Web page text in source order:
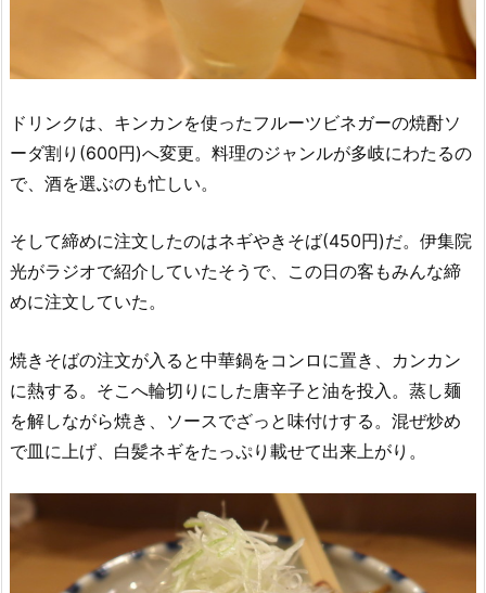
ドリンクは、キンカンを使ったフルーツビネガーの焼酎ソ
ーダ割り(600円)へ変更。料理のジャンルが多岐にわたるの
で、酒を選ぶのも忙しい。
そして締めに注文したのはネギやきそば(450円)だ。伊集院
光がラジオで紹介していたそうで、この日の客もみんな締
めに注文していた。
焼きそばの注文が入ると中華鍋をコンロに置き、カンカン
に熱する。そこへ輪切りにした唐辛子と油を投入。蒸し麺
を解しながら焼き、ソースでざっと味付けする。混ぜ炒め
で皿に上げ、白髪ネギをたっぷり載せて出来上がり。